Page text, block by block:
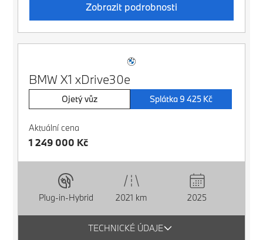
Zobrazit podrobnosti
BMW X1 xDrive30e
Ojetý vůz Splátka 9 425 Kč
Aktuální cena
1 249 000 Kč
Plug-in-Hybrid 2021 km 2025
TECHNICKÉ ÚDAJE